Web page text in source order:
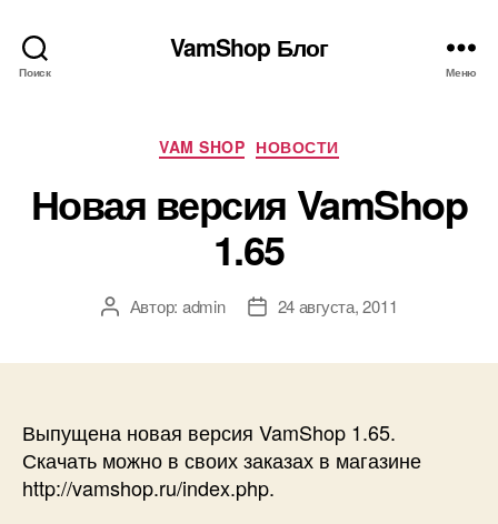
Поиск
VamShop Блог
Меню
Рубрики
VAM SHOP НОВОСТИ
Новая версия VamShop
1.65
АвторАвтор: admin
Дата24 августа, 2011
Выпущена новая версия VamShop 1.65.
Скачать можно в своих заказах в магазине
http://vamshop.ru/index.php.